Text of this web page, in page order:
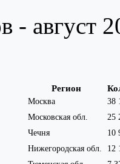
- август
Регион
Москва
38
Московская обл.
25
Чечня
10
Нижегородская обл.
12